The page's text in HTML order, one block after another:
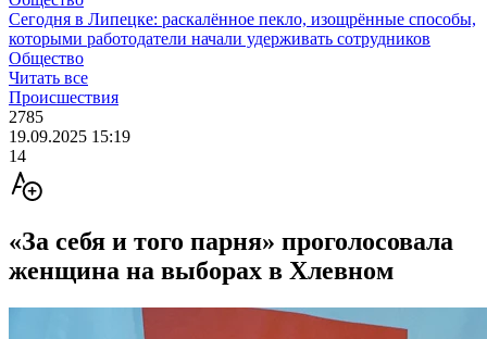
Сегодня в Липецке: раскалённое пекло, изощрённые способы,
которыми работодатели начали удерживать сотрудников
Общество
Читать все
Происшествия
2785
19.09.2025 15:19
14
«За себя и того парня» проголосовала
женщина на выборах в Хлевном